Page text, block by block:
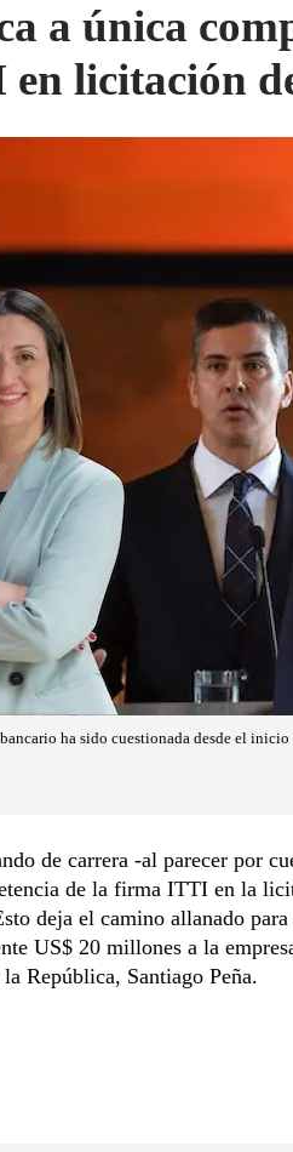
a única
licitación
ha sido cuestionada desde el
de carrera -al parecer por
de la firma ITTI en la
deja el camino allanado
US$ 20 millones a la
República, Santiago Peña.